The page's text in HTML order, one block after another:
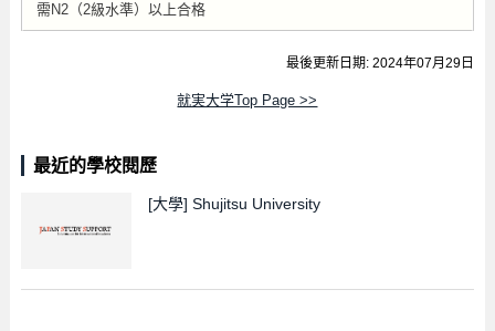
需N2（2級水準）以上合格
最後更新日期: 2024年07月29日
就実大学Top Page >>
最近的學校閱歷
[大學] Shujitsu University